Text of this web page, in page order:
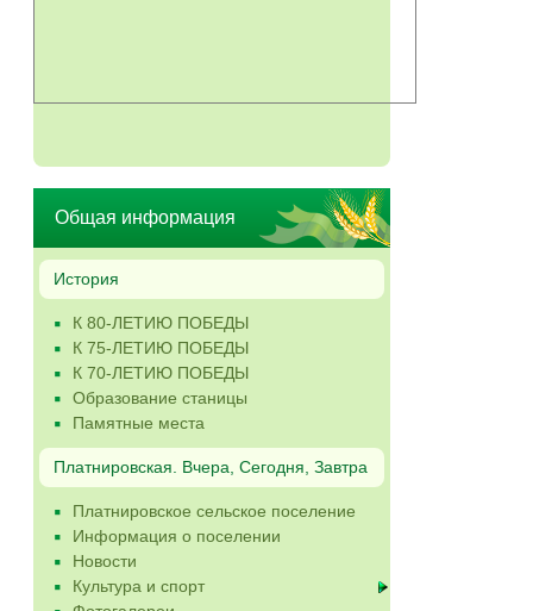
Общая информация
История
К 80-ЛЕТИЮ ПОБЕДЫ
К 75-ЛЕТИЮ ПОБЕДЫ
К 70-ЛЕТИЮ ПОБЕДЫ
Образование станицы
Памятные места
Платнировская. Вчера, Сегодня, Завтра
Платнировское сельское поселение
Информация о поселении
Новости
Культура и спорт